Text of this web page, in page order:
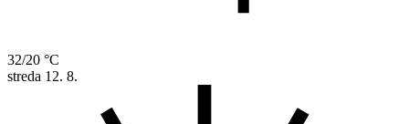
32/20 °C
streda 12. 8.